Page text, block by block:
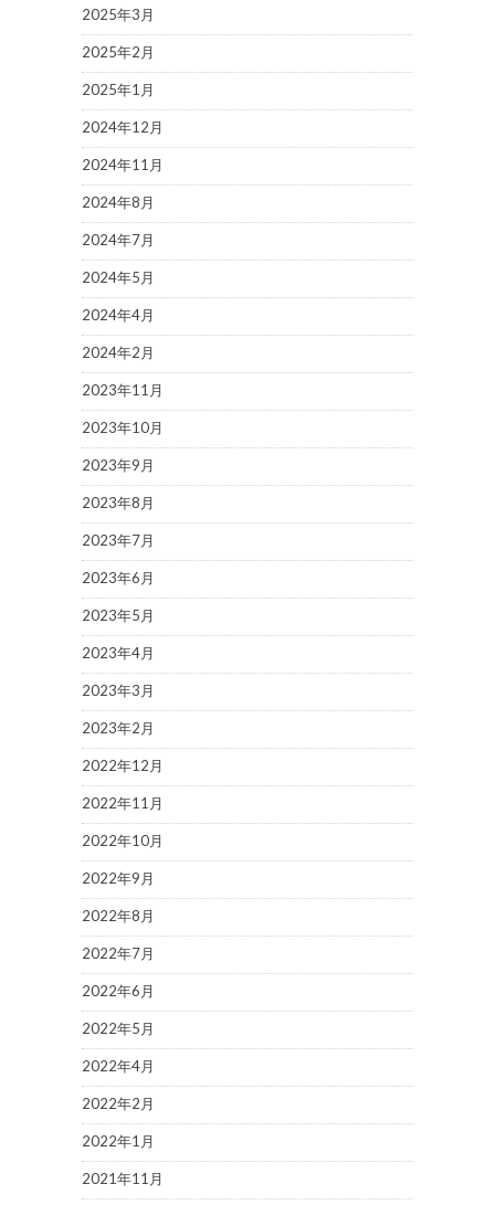
2025年3月
2025年2月
2025年1月
2024年12月
2024年11月
2024年8月
2024年7月
2024年5月
2024年4月
2024年2月
2023年11月
2023年10月
2023年9月
2023年8月
2023年7月
2023年6月
2023年5月
2023年4月
2023年3月
2023年2月
2022年12月
2022年11月
2022年10月
2022年9月
2022年8月
2022年7月
2022年6月
2022年5月
2022年4月
2022年2月
2022年1月
2021年11月